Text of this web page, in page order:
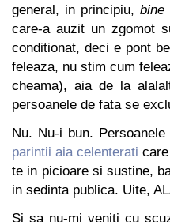
general, in principiu, bine
care-a auzit un zgomot
conditionat, deci e pont
feleaza, nu stim cum
cheama), aia de la
persoanele de fata se
Nu. Nu-i bun.
parintii aia celenterati
te in picioare si sustine,
in sedinta publica. Uite,
Si sa nu-mi veniti cu